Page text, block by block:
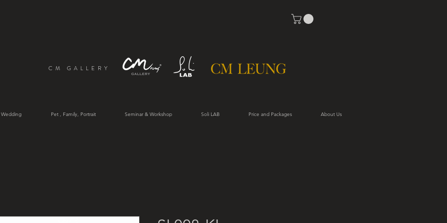
CM GALLERY
Pet , Family, Portrait Seminar & Workshop Soli LAB Price and Packages About Us